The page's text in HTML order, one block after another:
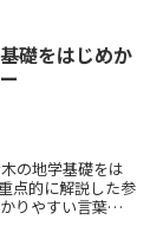
礎をはじめか
点的に解説した参